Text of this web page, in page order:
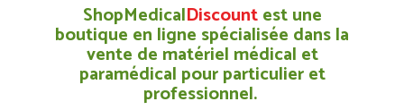
ShopMedicalDiscountest une
boutique en ligne spécialisée dans la
vente de matériel médical et
paramédical pour particulier et
professionnel.